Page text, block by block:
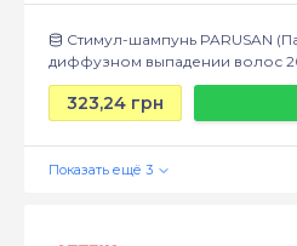
Стимул-шампунь PARUSAN
диффузном выпадении волос
323,24 грн